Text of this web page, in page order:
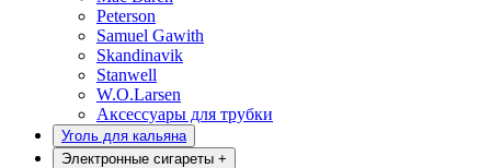
Peterson
Samuel Gawith
Skandinavik
Stanwell
W.O.Larsen
Аксессуары для трубки
Уголь для кальяна
Электронные сигареты +